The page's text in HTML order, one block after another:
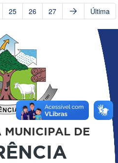
25 26 27 Última
MUNICIPAL DE